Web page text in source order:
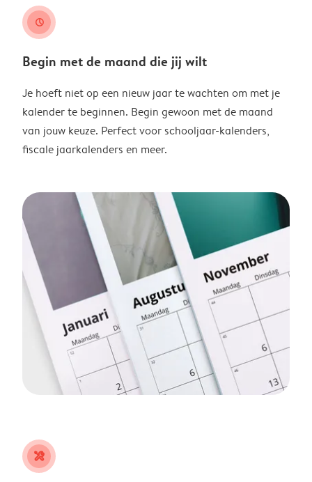
clock
Begin met de maand die jij wilt
Je hoeft niet op een nieuw jaar te wachten om met je
kalender te beginnen. Begin gewoon met de maand
van jouw keuze. Perfect voor schooljaar-kalenders,
fiscale jaarkalenders en meer.
tools